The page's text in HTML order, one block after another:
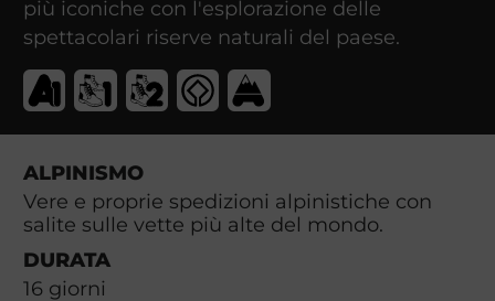
più iconiche con l'esplorazione delle
spettacolari riserve naturali del paese.
ALPINISMO
Vere e proprie spedizioni alpinistiche con
salite sulle vette più alte del mondo.
DURATA
16giorni